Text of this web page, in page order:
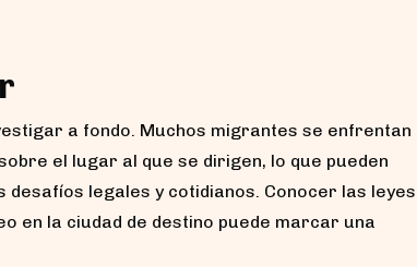
a fondo. Muchos migrantes se enfrentan
el lugar al que se dirigen, lo que pueden
legales y cotidianos. Conocer las leyes
en la ciudad de destino puede marcar una